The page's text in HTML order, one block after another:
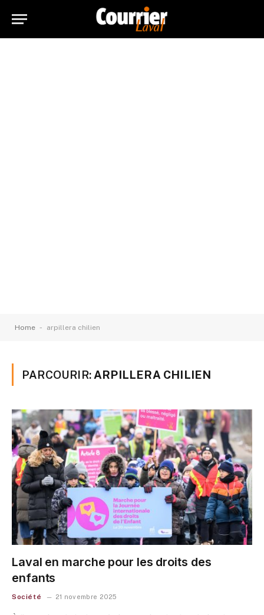
Home - arpillera chilien
PARCOURIR: ARPILLERA CHILIEN
Laval en marche pour les droits des
enfants
Société 21 novembre 2025